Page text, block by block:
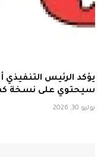
سيحتوي على نسخة
يوليو 30, 2026